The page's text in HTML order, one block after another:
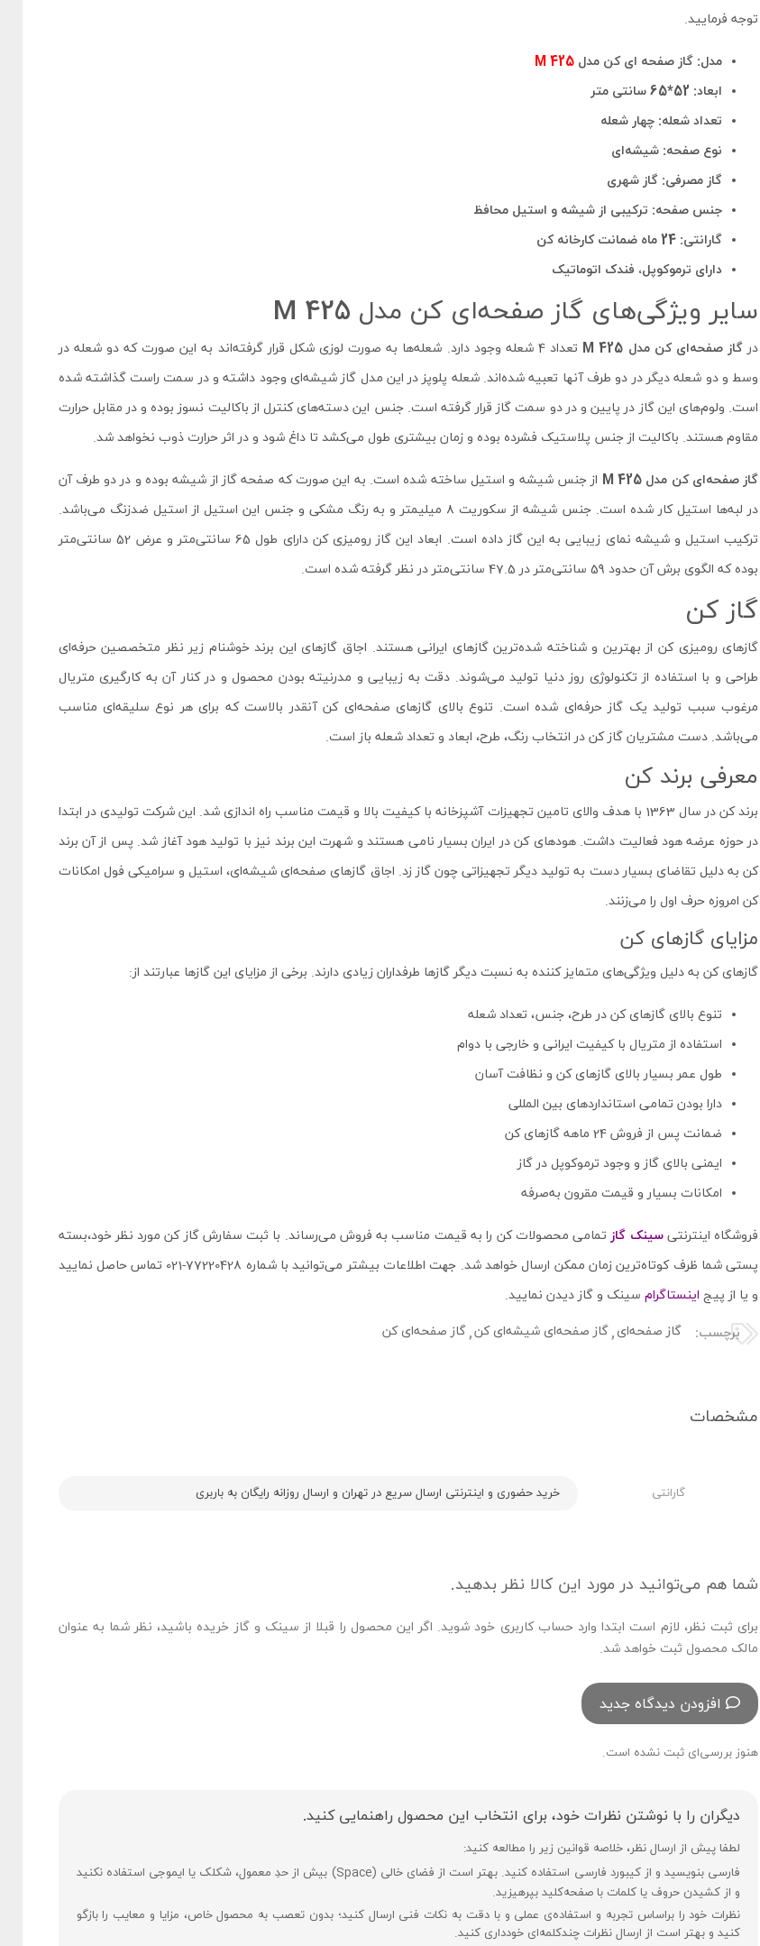
توجه فرمایید.
مدل: گاز صفحه‌ ای کن مدل M 425
ابعاد: 52*65 سانتی متر
تعداد شعله: چهار شعله
نوع صفحه: شیشه‌ای
گاز مصرفی: گاز شهری
جنس صفحه: ترکیبی از شیشه و استیل محافظ
گارانتی: 24 ماه ضمانت کارخانه کن
دارای ترموکوپل، فندک اتوماتیک
سایر ویژگی‌های گاز صفحه‌ای کن مدل M 425
در گاز صفحه‌ای کن مدل M 425
تعداد 4 شعله وجود دارد. شعله‌ها به صورت لوزی شکل قرار گرفته‌اند به این صورت که دو شعله در
وسط و دو شعله دیگر در دو طرف آنها تعبیه شده‌اند. شعله پلوپز در این مدل گاز شیشه‌ای وجود داشته و در سمت راست گذاشته شده
است. ولوم‌های این گاز در پایین و در دو سمت گاز قرار گرفته است. جنس این دسته‌های کنترل از باکالیت نسوز بوده و در مقابل حرارت
مقاوم هستند. باکالیت از جنس پلاستیک فشرده بوده و زمان بیشتری طول می‌کشد تا داغ شود و در اثر حرارت ذوب نخواهد شد.
گاز صفحه‌ای کن مدل M 425
از جنس شیشه و استیل ساخته شده است. به این صورت که صفحه گاز از شیشه بوده و در دو طرف آن
در لبه‌ها استیل کار شده است. جنس شیشه از سکوریت 8 میلیمتر و به رنگ مشکی و جنس این استیل از استیل ضدزنگ می‌باشد.
ترکیب استیل و شیشه نمای زیبایی به این گاز داده است. ابعاد این گاز رومیزی کن دارای طول 65 سانتی‌متر و عرض 52 سانتی‌متر
بوده که الگوی برش آن حدود 59 سانتی‌متر در 47.5 سانتی‌متر در نظر گرفته شده است.
گاز کن
گازهای رومیزی کن از بهترین و شناخته شده‌ترین گازهای ایرانی هستند. اجاق گازهای این برند خوشنام زیر نظر متخصصین حرفه‌ای
طراحی و با استفاده از تکنولوژی روز دنیا تولید می‌شوند. دقت به زیبایی و مدرنیته بودن محصول و در کنار آن به کارگیری متریال
مرغوب سبب تولید یک گاز حرفه‌ای شده است. تنوع بالای گازهای صفحه‌ای کن آنقدر بالاست که برای هر نوع سلیقه‌ای مناسب
می‌باشد. دست مشتریان گاز کن در انتخاب رنگ، طرح، ابعاد و تعداد شعله باز است.
معرفی برند کن
برند کن در سال 1363 با هدف والای تامین تجهیزات آشپزخانه با کیفیت بالا و قیمت مناسب راه اندازی شد. این شرکت تولیدی در ابتدا
در حوزه عرضه هود فعالیت داشت. هودهای کن در ایران بسیار نامی هستند و شهرت این برند نیز با تولید هود آغاز شد. پس از آن برند
کن به دلیل تقاضای بسیار دست به تولید دیگر تجهیزاتی چون گاز زد. اجاق گازهای صفحه‌ای شیشه‌ای، استیل و سرامیکی فول امکانات
کن امروزه حرف اول را می‌زنند.
مزایای گازهای کن
گازهای کن به دلیل ویژگی‌های متمایز کننده به نسبت دیگر گازها طرفداران زیادی دارند. برخی از مزایای این گازها عبارتند از:
تنوع بالای گازهای کن در طرح، جنس، تعداد شعله
استفاده از متریال با کیفیت ایرانی و خارجی با دوام
طول عمر بسیار بالای گازهای کن و نظافت آسان
دارا بودن تمامی استانداردهای بین المللی
ضمانت پس از فروش 24 ماهه گازهای کن
ایمنی بالای گاز و وجود ترموکوپل‌ در گاز
امکانات بسیار و قیمت مقرون به‌صرفه
فروشگاه اینترنتیسینک گاز تمامی محصولات کن را به قیمت مناسب به فروش می‌رساند. با ثبت سفارش گاز کن مورد نظر خود،بسته
پستی شما ظرف کوتاه‌ترین زمان ممکن ارسال خواهد شد. جهت اطلاعات بیشتر می‌توانید با شماره 77220428-021 تماس حاصل نمایید
و یا از پیج اینستاگرامسینک و گاز دیدن نمایید.
برچسب: گاز صفحه‌ای , گاز صفحه‌ای شیشه‌ای کن, گاز صفحه‌ای کن
مشخصات
گارانتی خرید حضوری و اینترنتی ارسال سریع در تهران و ارسال روزانه رایگان به باربری
شما هم می‌توانید در مورد این کالا نظر بدهید.
برای ثبت نظر، لازم است ابتدا وارد حساب کاربری خود شوید. اگر این محصول را قبلا از سینک و گاز خریده باشید، نظر شما به عنوان
مالک محصول ثبت خواهد شد.
افزودن دیدگاه جدید
هنوز بررسی‌ای ثبت نشده است.
دیگران را با نوشتن نظرات خود، برای انتخاب این محصول راهنمایی کنید.
لطفا پیش از ارسال نظر، خلاصه قوانین زیر را مطالعه کنید:
فارسی بنویسید و از کیبورد فارسی استفاده کنید. بهتر است از فضای خالی (Space) بیش ‌از‌ حدِ معمول، شکلک یا ایموجی استفاده نکنید
و از کشیدن حروف یا کلمات با صفحه‌کلید بپرهیزید.
نظرات خود را براساس تجربه و استفاده‌ی عملی و با دقت به نکات فنی ارسال کنید؛ بدون تعصب به محصول خاص، مزایا و معایب را بازگو
کنید و بهتر است از ارسال نظرات چندکلمه‌‌ای خودداری کنید.